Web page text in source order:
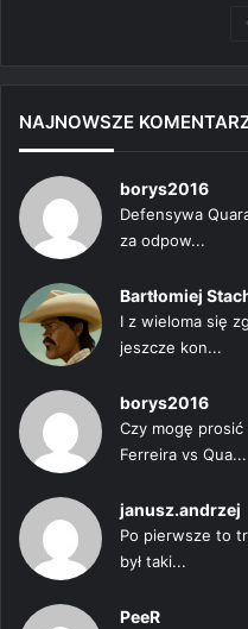
NAJNOWSZE
borys2016
Defensywa
za odpow...
Bartłomiej
I z wieloma się
jeszcze kon...
borys2016
Czy mogę
Ferreira vs Qua...
janusz.andrzej
Po pierwsze to
był taki...
PeeR